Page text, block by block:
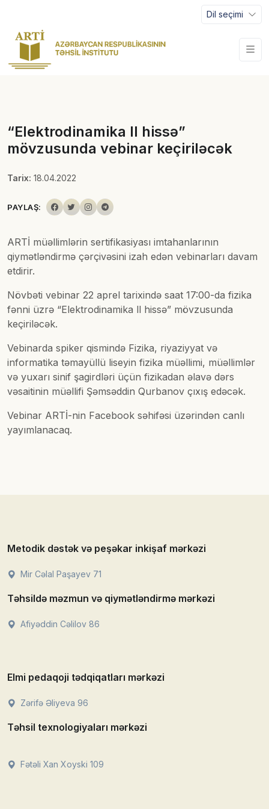
Dil seçimi
“Elektrodinamika II hissə”
mövzusunda vebinar keçiriləcək
Tarix: 18.04.2022
PAYLAŞ:
ARTİ müəllimlərin sertifikasiyası imtahanlarının
qiymətləndirmə çərçivəsini izah edən vebinarları davam
etdirir.
Növbəti vebinar 22 aprel tarixində saat 17:00-da fizika
fənni üzrə “Elektrodinamika ll hissə” mövzusunda
keçiriləcək.
Vebinarda spiker qismində Fizika, riyaziyyat və
informatika təmayüllü liseyin fizika müəllimi, müəllimlər
və yuxarı sinif şagirdləri üçün fizikadan əlavə dərs
vəsaitinin müəllifi Şəmsəddin Qurbanov çıxış edəcək.
Vebinar ARTİ-nin Facebook səhifəsi üzərindən canlı
yayımlanacaq.
Metodik dəstək və peşəkar inkişaf mərkəzi
Mir Cəlal Paşayev 71
Təhsildə məzmun və qiymətləndirmə mərkəzi
Afiyəddin Cəlilov 86
Elmi pedaqoji tədqiqatları mərkəzi
Zərifə Əliyeva 96
Təhsil texnologiyaları mərkəzi
Fətəli Xan Xoyski 109